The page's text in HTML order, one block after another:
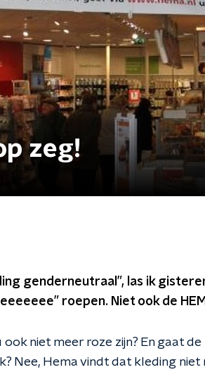
zeg!
genderneutraal”, las ik
roepen. Niet ook de
niet meer roze zijn? En gaat
Nee, Hema vindt dat kleding